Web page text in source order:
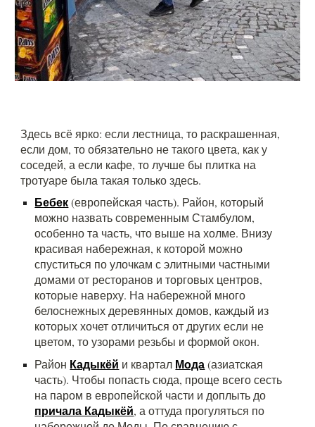
Здесь всё ярко: если лестница, то раскрашенная,
если дом, то обязательно не такого цвета, как у
соседей, а если кафе, то лучше бы плитка на
тротуаре была такая только здесь.
Бебек (европейская часть). Район, который
можно назвать современным Стамбулом,
особенно та часть, что выше на холме. Внизу
красивая набережная, к которой можно
спуститься по улочкам с элитными частными
домами от ресторанов и торговых центров,
которые наверху. На набережной много
белоснежных деревянных домов, каждый из
которых хочет отличиться от других если не
цветом, то узорами резьбы и формой окон.
Район Кадыкёй и квартал Мода (азиатская
часть). Чтобы попасть сюда, проще всего сесть
на паром в европейской части и доплыть до
причала Кадыкёй, а оттуда прогуляться по